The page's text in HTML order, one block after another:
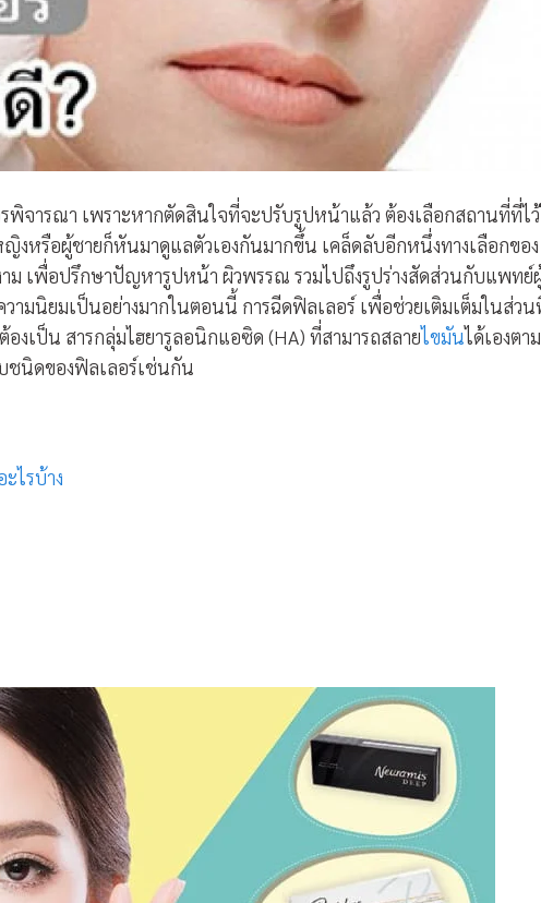
จารณา เพราะหากตัดสินใจที่จะปรับรูปหน้าแล้ว ต้องเลือกสถานที่ที่ไ
งหรือผู้ชายก็หันมาดูแลตัวเองกันมากขึ้น เคล็ดลับอีกหนึ่งทางเลือกของ
าม เพื่อปรึกษาปัญหารูปหน้า ผิวพรรณ รวมไปถึงรูปร่างสัดส่วนกับแพทย์
ามนิยมเป็นอย่างมากในตอนนี้ การฉีดฟิลเลอร์ เพื่อช่วยเติมเต็มในส่ว
งเป็น สารกลุ่มไฮยารูลอนิกแอซิด (HA) ที่สามารถสลายไขมันได้เองตาม
ชนิดของฟิลเลอร์เช่นกัน
ไรบ้าง